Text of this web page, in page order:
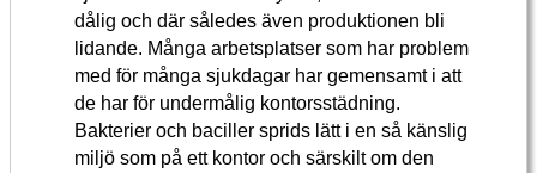
dålig och där således även produktionen bli
lidande. Många arbetsplatser som har problem
med för många sjukdagar har gemensamt i att
de har för undermålig kontorsstädning.
Bakterier och baciller sprids lätt i en så känslig
miljö som på ett kontor och särskilt om den